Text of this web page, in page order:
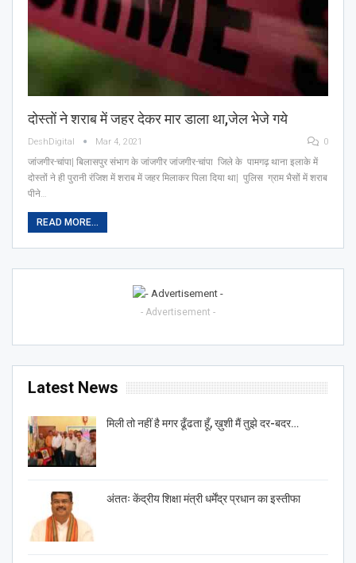
दोस्तों ने शराब में जहर देकर मार डाला था,जेल भेजे गये
DeshDigital Mar 4, 2021 0
जांजगीर-चांपा| बिलासपुर संभाग के जांजगीर जांजगीर-चांपा जिले के पामगढ़ थाना इलाके में
दोस्तों ने ही पुरानी रंजिश में शराब में जहर मिलाकर पिला दिया था| पुलिस ग्राम भैसों में शराब
पीने…
READ MORE...
- Advertisement -
Latest News
मिली तो नहीं है मगर ढूँढता हूँ, ख़ुशी मैं तुझे दर-बदर…
अंततः केंद्रीय शिक्षा मंत्री धर्मेंद्र प्रधान का इस्तीफा